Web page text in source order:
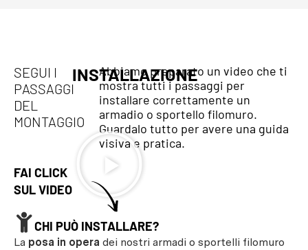
SEGUI I
PASSAGGI
DEL
MONTAGGIO
INSTALLAZIONE
Abbiamo preparato un video che ti
mostra tutti i passaggi per
installare correttamente un
armadio o sportello filomuro.
Guardalo tutto per avere una guida
visiva e pratica.
FAI CLICK
SUL VIDEO
CHI PUÒ INSTALLARE?
La posa in opera dei nostri armadi o sportelli filomuro